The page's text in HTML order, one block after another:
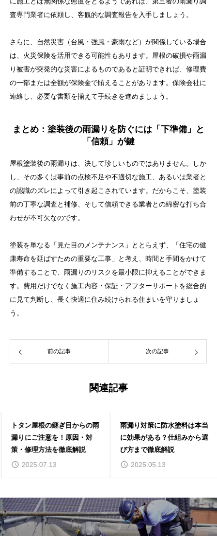
査専門業者に依頼し、客観的な調査報告を入手しましょう。
さらに、自然災害（台風・強風・豪雨など）が関係している場合
は、火災保険を活用できる可能性もあります。屋根の破損や雨漏
り被害が突発的な災害によるものであると証明できれば、修理費
の一部または全額が保険金で賄えることがあります。保険会社に
連絡し、必要な書類を揃えて手続きを進めましょう。
まとめ：塗装後の雨漏りを防ぐには「下準備」と
「信頼」が鍵
屋根塗装後の雨漏りは、決して珍しいものではありません。しか
し、その多くは事前の点検不足や不適切な施工、あるいは業者と
の認識のズレによって引き起こされています。だからこそ、塗装
前の丁寧な調査と補修、そして信頼できる業者との綿密な打ち合
わせが不可欠なのです。
塗装を単なる「見た目のメンテナンス」ととらえず、「住宅の健
康寿命を延ばすための重要な工事」と考え、時間と手間をかけて
準備することで、雨漏りのリスクを最小限に抑えることができま
す。費用だけでなく施工内容・保証・アフターサポートを総合的
に見て判断し、長く快適に住み続けられる住まいを守りましょ
う。
前の記事 次の記事
関連記事
トタン屋根の継ぎ目からの雨
漏りにご注意を！原因・対
策・修理方法を徹底解説
2025.07.13
雨漏り対策に防水塗料は本当
に効果がある？仕組みから選
び方まで徹底解説
2025.05.13